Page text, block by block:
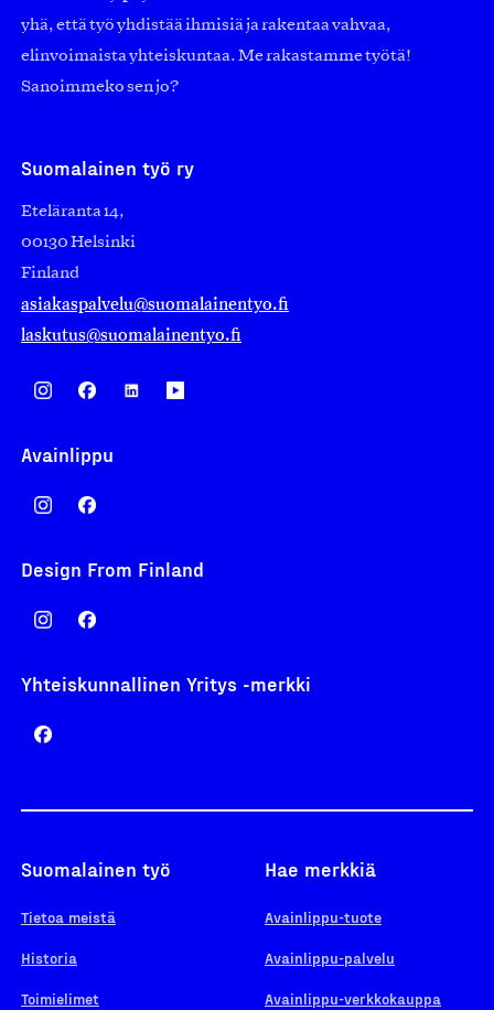
yhä, että työ yhdistää ihmisiä ja rakentaa vahvaa,
elinvoimaista yhteiskuntaa. Me rakastamme työtä!
Sanoimmeko sen jo?
Suomalainen työ ry
Eteläranta 14,
00130 Helsinki
Finland
asiakaspalvelu@suomalainentyo.fi
laskutus@suomalainentyo.fi
Avainlippu
Design From Finland
Yhteiskunnallinen Yritys -merkki
Suomalainen työ
Tietoa meistä
Historia
Toimielimet
Hae merkkiä
Avainlippu-tuote
Avainlippu-palvelu
Avainlippu-verkkokauppa